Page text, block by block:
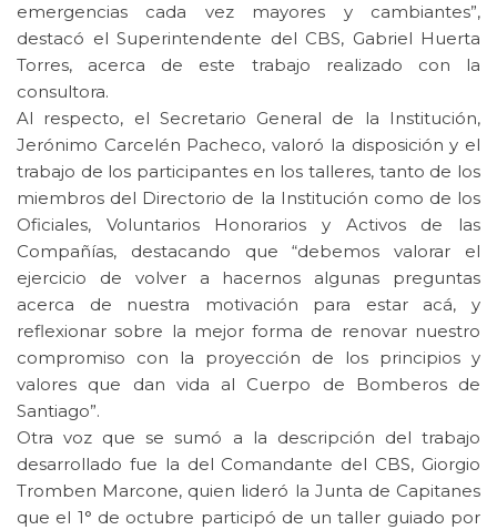
emergencias cada vez mayores y cambiantes”,
destacó el Superintendente del CBS, Gabriel Huerta
Torres, acerca de este trabajo realizado con la
consultora.
Al respecto, el Secretario General de la Institución,
Jerónimo Carcelén Pacheco, valoró la disposición y el
trabajo de los participantes en los talleres, tanto de los
miembros del Directorio de la Institución como de los
Oficiales, Voluntarios Honorarios y Activos de las
Compañías, destacando que “debemos valorar el
ejercicio de volver a hacernos algunas preguntas
acerca de nuestra motivación para estar acá, y
reflexionar sobre la mejor forma de renovar nuestro
compromiso con la proyección de los principios y
valores que dan vida al Cuerpo de Bomberos de
Santiago”.
Otra voz que se sumó a la descripción del trabajo
desarrollado fue la del Comandante del CBS, Giorgio
Tromben Marcone, quien lideró la Junta de Capitanes
que el 1° de octubre participó de un taller guiado por